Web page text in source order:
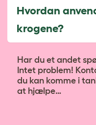
Hvordan
krogene?
Har du et andet
Intet problem!
du kan komme i
at hjælpe…